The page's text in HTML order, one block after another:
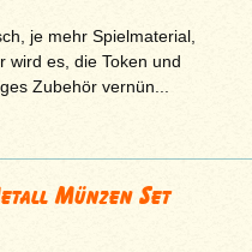
je mehr Spielmaterial,
wird es, die Token und
Zubehör vernün...
Münzen Set